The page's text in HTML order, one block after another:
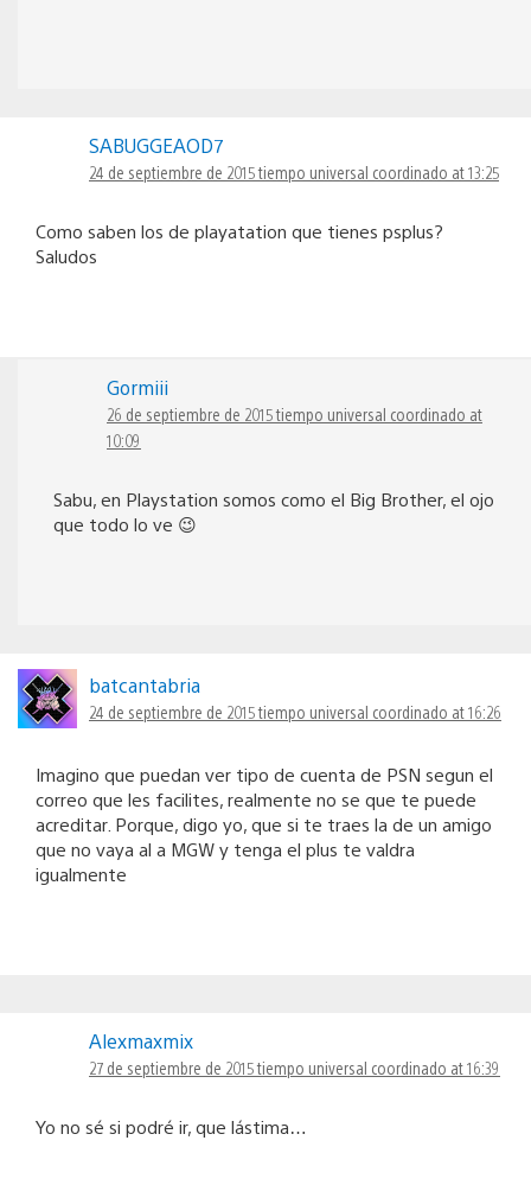
SABUGGEAOD7
24 de septiembre de 2015 tiempo universal coordinado at 13:25
Como saben los de playatation que tienes psplus?
Saludos
Gormiii
26 de septiembre de 2015 tiempo universal coordinado at
10:09
Sabu, en Playstation somos como el Big Brother, el ojo
que todo lo ve 😉
batcantabria
24 de septiembre de 2015 tiempo universal coordinado at 16:26
Imagino que puedan ver tipo de cuenta de PSN segun el
correo que les facilites, realmente no se que te puede
acreditar. Porque, digo yo, que si te traes la de un amigo
que no vaya al a MGW y tenga el plus te valdra
igualmente
Alexmaxmix
27 de septiembre de 2015 tiempo universal coordinado at 16:39
Yo no sé si podré ir, que lástima…